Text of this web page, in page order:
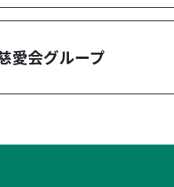
愛会グループ